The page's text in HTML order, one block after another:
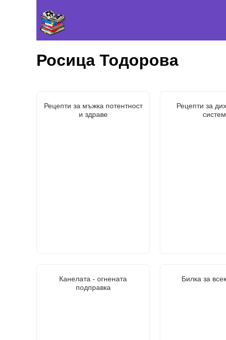
Росица Тодорова
Рецепти за мъжка потентност
и здраве
Рецепти за
Канелата - огнената
подправка
Билка за